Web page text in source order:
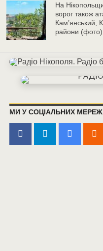
На
ворог також
Кам’янський,
райони (фото)
МИ У СОЦІАЛЬНИХ